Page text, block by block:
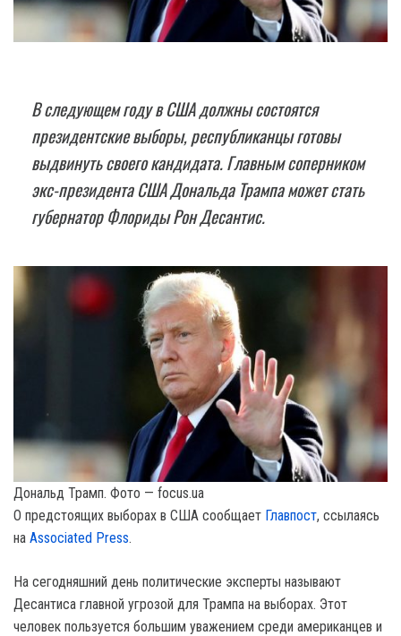
В следующем году в США должны состоятся
президентские выборы, республиканцы готовы
выдвинуть своего кандидата. Главным соперником
экс-президента США Дональда Трампа может стать
губернатор Флориды Рон Десантис.
Дональд Трамп. Фото — focus.ua
О предстоящих выборах в США сообщает Главпост, ссылаясь
на Associated Press.
На сегодняшний день политические эксперты называют
Десантиса главной угрозой для Трампа на выборах. Этот
человек пользуется большим уважением среди американцев и